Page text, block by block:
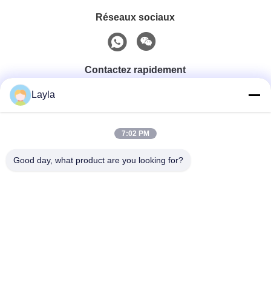
Réseaux sociaux
Contactez rapidement
0086-18688885859
Email
Layla
7:02 PM
Good day, what product are you looking for?